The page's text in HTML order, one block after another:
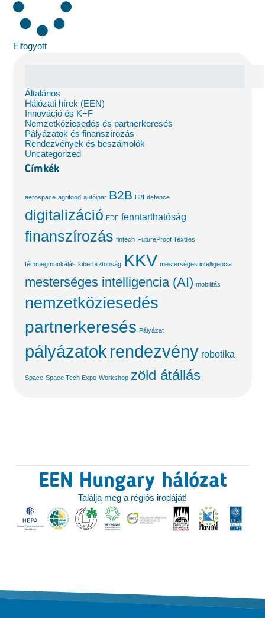
Elfogyott
Általános
Hálózati hírek (EEN)
Innováció és K+F
Nemzetköziesedés és partnerkeresés
Pályázatok és finanszírozás
Rendezvények és beszámolók
Uncategorized
Címkék
aerospace agrifood autóipar B2B B2I defence
digitalizáció EDF fenntarthatóság
finanszírozás fintech FutureProof Textiles
fémmegmunkálás kiberbiiztonság KKV mesterséges intelligencia
mesterséges intelligencia (AI) mobilitás
nemzetköziesedés
partnerkeresés Pályázat
pályázatok rendezvény robotika
Space Space Tech Expo Workshop zöld átállás
EEN Hungary hálózat
Találja meg a régiós irodáját!